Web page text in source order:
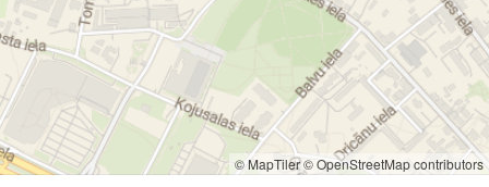
© MapTiler© OpenStreetMap contributors